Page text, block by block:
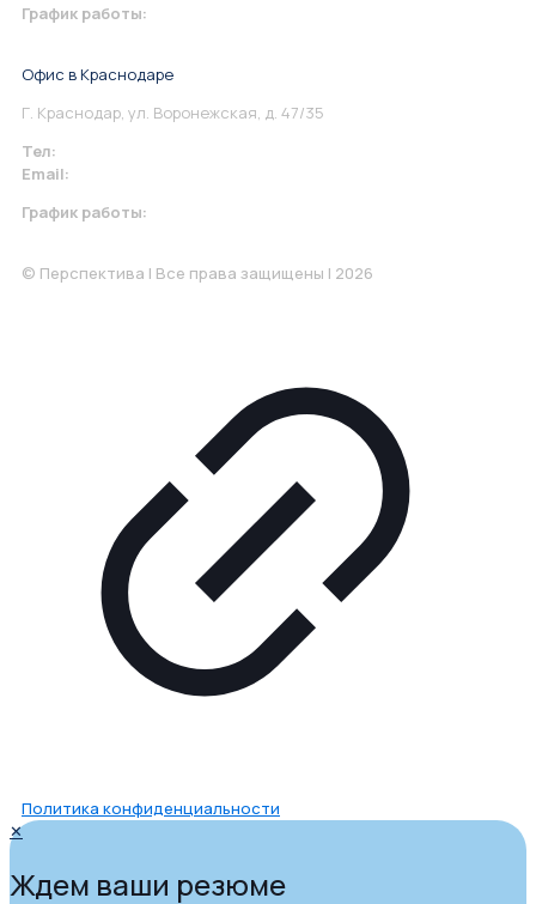
График работы:
Офис в Краснодаре
Г. Краснодар, ул. Воронежская, д. 47/35
Тел:
Email:
График работы:
© Перспектива | Все права защищены | 2026
Политика конфиденциальности
✕
Ждем ваши резюме